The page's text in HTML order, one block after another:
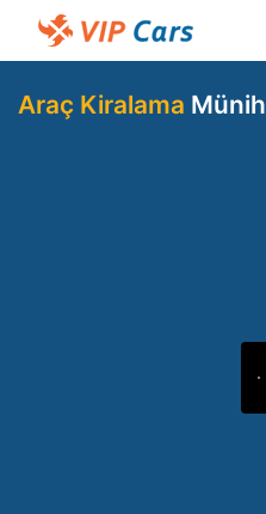
Araç Kiralama Münih